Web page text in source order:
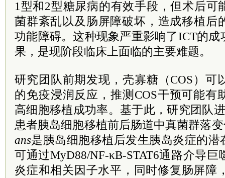
1型和2型糖尿病的有效手段，但术后可
菌群紊乱以及肠屏障破坏，造成移植后
功能障碍。这种现象严重影响了ICT的
果，是现阶段临床上面临的主要难题。
研究团队前期发现，壳寡糖（COS）可
的免疫浸润反应，推测COS干预可能有
高细胞移植成功率。基于此，研究团队
患者胰岛细胞移植前后肠道中真菌群落
ans是胰岛细胞移植后发生胰岛炎症的潜
可通过MyD88/NF-κB-STAT6通路介导
炎症和相关因子水平，同时修复肠屏障